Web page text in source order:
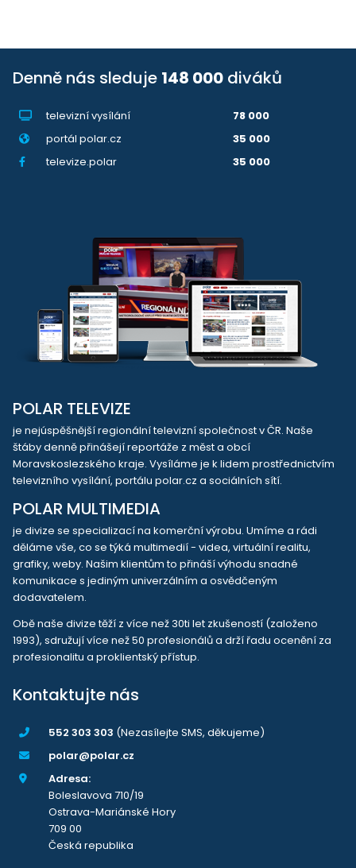
Denně nás sleduje 148 000 diváků
televizní vysílání
78 000
portál polar.cz
35 000
televize.polar
35 000
POLAR TELEVIZE
je nejúspěšnější regionální televizní společnost v ČR. Naše
štáby denně přinášejí reportáže z měst a obcí
Moravskoslezského kraje. Vysíláme je k lidem prostřednictvím
televizního vysílání, portálu polar.cz a sociálních sítí.
POLAR MULTIMEDIA
je divize se specializací na komerční výrobu. Umíme a rádi
děláme vše, co se týká multimedií - videa, virtuální realitu,
grafiky, weby. Našim klientům to přináší výhodu snadné
komunikace s jediným univerzálním a osvědčeným
dodavatelem.
Obě naše divize těží z více než 30ti let zkušeností (založeno
1993), sdružují více než 50 profesionálů a drží řadu ocenění za
profesionalitu a proklientský přístup.
Kontaktujte nás
552 303 303 (Nezasílejte SMS, děkujeme)
polar@polar.cz
Adresa:
Boleslavova 710/19
Ostrava-Mariánské Hory
709 00
Česká republika